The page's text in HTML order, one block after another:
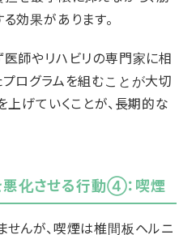
効果があります。
師やリハビリの専門家に相
ログラムを組むことが大切
上げていくことが、長期的な
化させる行動④：喫煙
せんが、喫煙は椎間板ヘルニ